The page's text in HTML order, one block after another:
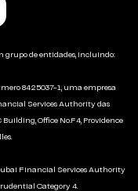
de entidades, incluindo:
8425037-1, uma empresa
Services Authority das
Office No.F4, Providence
Financial Services Authority
Category 4.